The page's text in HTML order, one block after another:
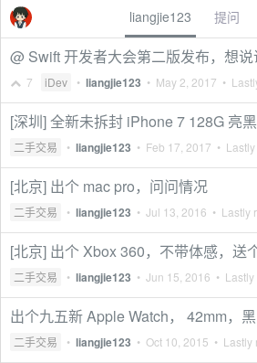
liangjie123 提问
@ Swift 开发者大会第二版发布，想
7 iDev • liangjie123 • May 2, 2017 •
[深圳] 全新未拆封 iPhone 7 128G 亮黑
二手交易 • liangjie123 • Feb 17, 2017 •
[北京] 出个 mac pro，问问情况
二手交易 • liangjie123 • Jul 13, 2016 • Lastly
[北京] 出个 Xbox 360，不带体感，送
二手交易 • liangjie123 • Jun 15, 2016 •
出个九五新 Apple Watch， 42mm，黑
二手交易 • liangjie123 • Oct 10, 2015 • Lastly